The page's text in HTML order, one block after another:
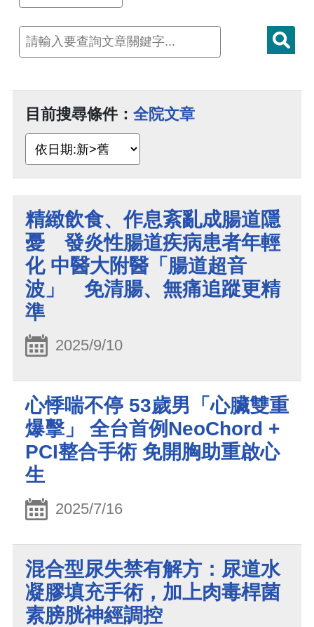
目前搜尋條件： 全院文章
精緻飲食、作息紊亂成腸道隱
憂 發炎性腸道疾病患者年輕
化 中醫大附醫「腸道超音
波」 免清腸、無痛追蹤更精
準
2025/9/10
心悸喘不停 53歲男「心臟雙重
爆擊」 全台首例NeoChord +
PCI整合手術 免開胸助重啟心
生
2025/7/16
混合型尿失禁有解方：尿道水
凝膠填充手術，加上肉毒桿菌
素膀胱神經調控